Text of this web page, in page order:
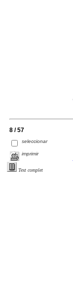
8 / 57
seleccionar
imprimir
Text complet